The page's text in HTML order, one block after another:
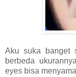
Aku suka banget
berbeda
eyes bisa